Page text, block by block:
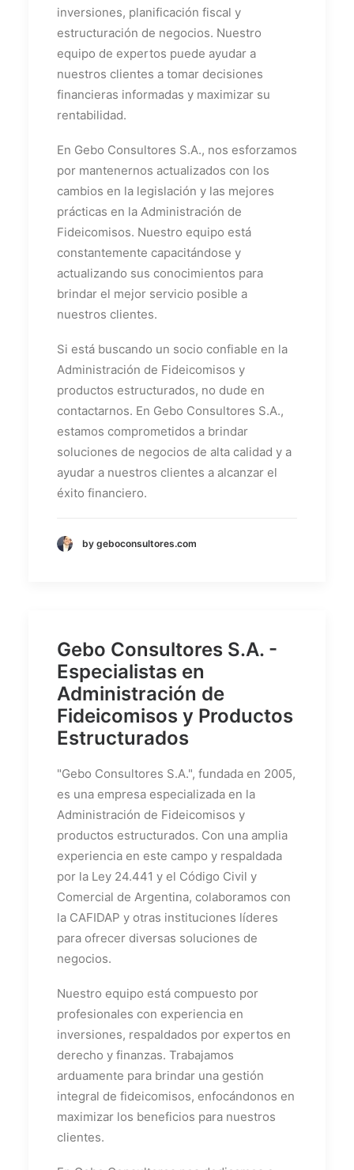
inversiones, planificación fiscal y
estructuración de negocios. Nuestro
equipo de expertos puede ayudar a
nuestros clientes a tomar decisiones
financieras informadas y maximizar su
rentabilidad.
En Gebo Consultores S.A., nos esforzamos
por mantenernos actualizados con los
cambios en la legislación y las mejores
prácticas en la Administración de
Fideicomisos. Nuestro equipo está
constantemente capacitándose y
actualizando sus conocimientos para
brindar el mejor servicio posible a
nuestros clientes.
Si está buscando un socio confiable en la
Administración de Fideicomisos y
productos estructurados, no dude en
contactarnos. En Gebo Consultores S.A.,
estamos comprometidos a brindar
soluciones de negocios de alta calidad y a
ayudar a nuestros clientes a alcanzar el
éxito financiero.
by geboconsultores.com
Gebo Consultores S.A. -
Especialistas en
Administración de
Fideicomisos y Productos
Estructurados
"Gebo Consultores S.A.", fundada en 2005,
es una empresa especializada en la
Administración de Fideicomisos y
productos estructurados. Con una amplia
experiencia en este campo y respaldada
por la Ley 24.441 y el Código Civil y
Comercial de Argentina, colaboramos con
la CAFIDAP y otras instituciones líderes
para ofrecer diversas soluciones de
negocios.
Nuestro equipo está compuesto por
profesionales con experiencia en
inversiones, respaldados por expertos en
derecho y finanzas. Trabajamos
arduamente para brindar una gestión
integral de fideicomisos, enfocándonos en
maximizar los beneficios para nuestros
clientes.